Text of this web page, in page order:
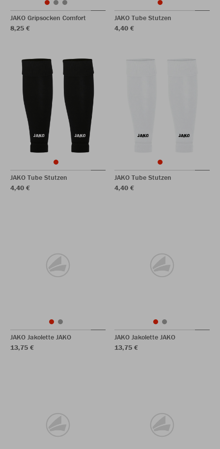
JAKO Gripsocken Comfort
8,25 €
JAKO Tube Stutzen
4,40 €
JAKO Tube Stutzen
4,40 €
JAKO Tube Stutzen
4,40 €
JAKO Jakolette JAKO
13,75 €
JAKO Jakolette JAKO
13,75 €